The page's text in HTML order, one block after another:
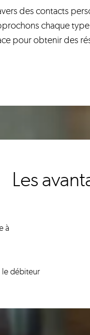
des contacts
chaque
pour obtenir des
Les
à
le débiteur